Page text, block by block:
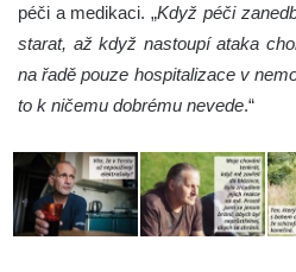
péči a medikaci. „Když péči
starat, až když nastoupí ataka
na řadě pouze hospitalizace v
to k ničemu dobrému nevede.“